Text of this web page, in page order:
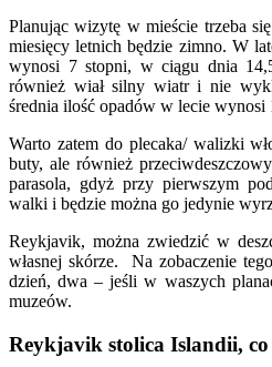
Planując wizytę w mieście trzeba
miesięcy letnich będzie zimno. W
wynosi 7 stopni, w ciągu dnia
również wiał silny wiatr i nie
średnia ilość opadów w lecie wynosi
Warto zatem do plecaka/ walizki
buty, ale również
parasola, gdyż przy pierwszym
walki i będzie można go jedynie
Reykjavik, można zwiedzić w
własnej skórze. Na zobaczenie
dzień, dwa – jeśli w waszych
muzeów.
Reykjavik stolica Islandii, co